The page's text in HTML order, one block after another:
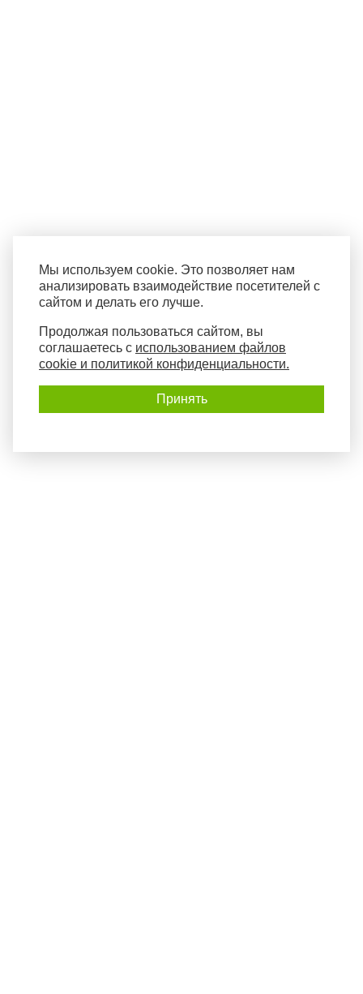
Мы используем cookie. Это позволяет нам
анализировать взаимодействие посетителей с
сайтом и делать его лучше.
Продолжая пользоваться сайтом, вы
соглашаетесь с использованием файлов
cookie и политикой конфиденциальности.
Принять